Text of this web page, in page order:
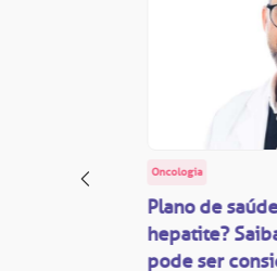
Oncologia
Plano de
hepatite?
pode ser